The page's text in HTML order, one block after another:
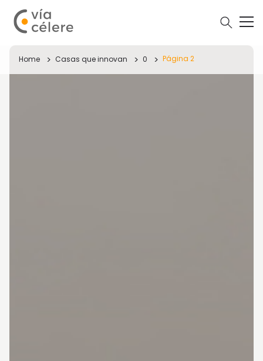
Home Casas que innovan 0 Página 2